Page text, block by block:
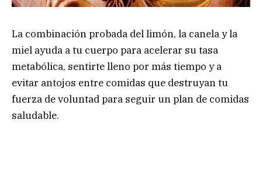
La combinación probada del limón, la canela y la
miel ayuda a tu cuerpo para acelerar su tasa
metabólica, sentirte lleno por más tiempo y a
evitar antojos entre comidas que destruyan tu
fuerza de voluntad para seguir un plan de comidas
saludable.